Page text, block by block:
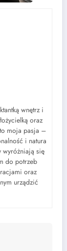
oraz
i natura
wyróżniają się
do potrzeb
oraz
urządzić